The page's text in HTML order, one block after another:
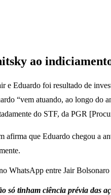
ao
e Eduardo foi resultado de
“vem atuando, ao longo do
do STF, da PGR
afirma que Eduardo chegou a
só tinham ciência prévia das